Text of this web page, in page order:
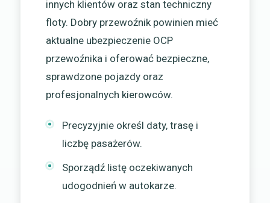
innych klientów oraz stan techniczny
floty. Dobry przewoźnik powinien mieć
aktualne ubezpieczenie OCP
przewoźnika i oferować bezpieczne,
sprawdzone pojazdy oraz
profesjonalnych kierowców.
Precyzyjnie określ daty, trasę i
liczbę pasażerów.
Sporządź listę oczekiwanych
udogodnień w autokarze.